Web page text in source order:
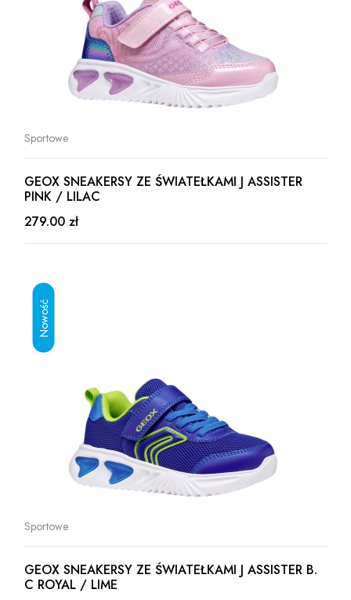
Sportowe
GEOX SNEAKERSY ZE ŚWIATEŁKAMI J ASSISTER
PINK / LILAC
279.00 zł
Sportowe
GEOX SNEAKERSY ZE ŚWIATEŁKAMI J ASSISTER B.
C ROYAL / LIME